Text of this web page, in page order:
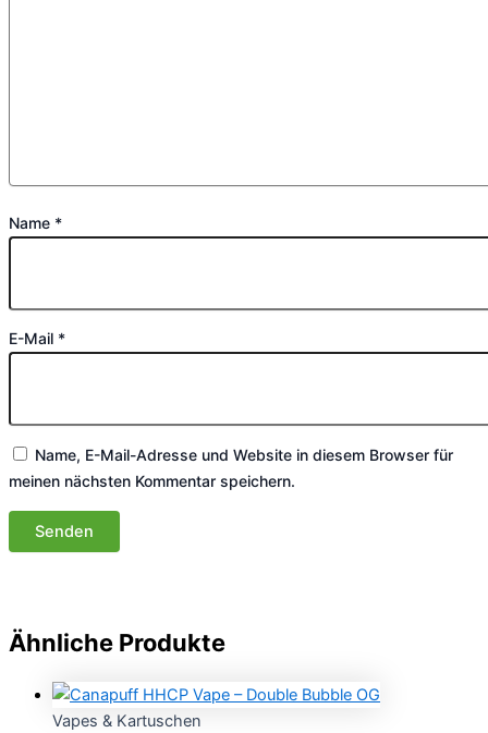
Name *
E-Mail *
Name, E-Mail-Adresse und Website in diesem Browser für
meinen nächsten Kommentar speichern.
Ähnliche Produkte
Vapes & Kartuschen